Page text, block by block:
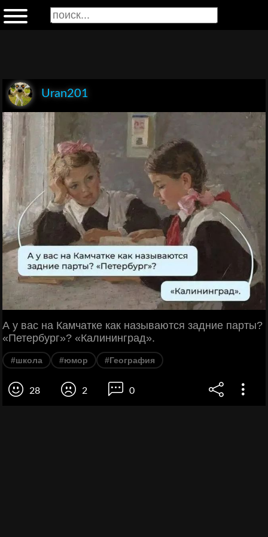
Uran201
А у вас на Камчатке как называются задние парты?
«Петербург»? «Калининград».
#школа #юмор #География
28 2 0